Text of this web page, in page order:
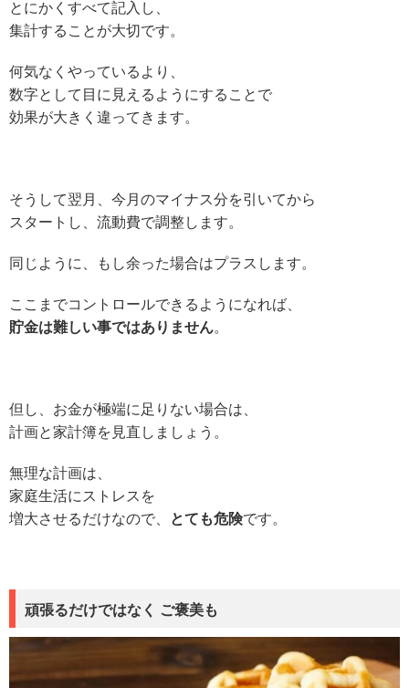
とにかくすべて記入し、
集計することが大切です。
何気なくやっているより、
数字として目に見えるようにすることで
効果が大きく違ってきます。
そうして翌月、今月のマイナス分を引いてから
スタートし、流動費で調整します。
同じように、もし余った場合はプラスします。
ここまでコントロールできるようになれば、
貯金は難しい事ではありません。
但し、お金が極端に足りない場合は、
計画と家計簿を見直しましょう。
無理な計画は、
家庭生活にストレスを
増大させるだけなので、
とても危険です。
頑張るだけではなく ご褒美も